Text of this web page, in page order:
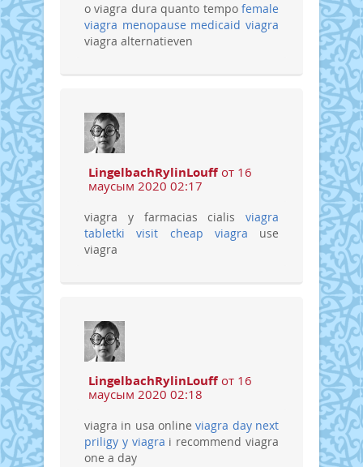
o viagra dura quanto tempo female
viagra menopause medicaid viagra
viagra alternatieven
LingelbachRylinLouffот 16
маусым 2020 02:17
viagra y farmacias cialis viagra
tabletki visit
cheap viagra use
viagra
LingelbachRylinLouffот 16
маусым 2020 02:18
viagra in usa onlineviagra day next
priligy y viagra i recommend viagra
one a day